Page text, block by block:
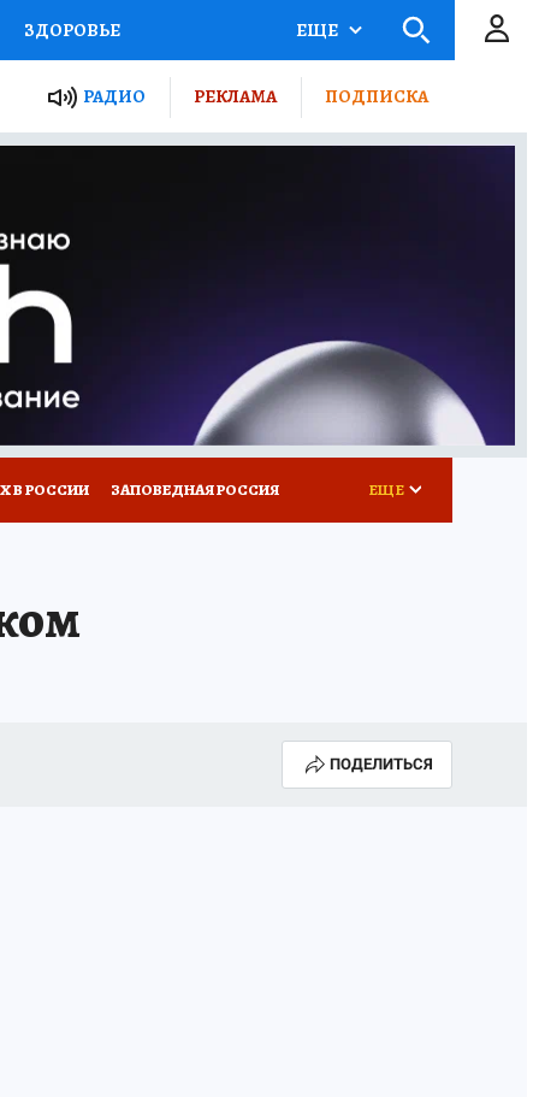
ЗДОРОВЬЕ
РОССИИ
ПУТЕВОДИТЕЛЬ
ПОТРЕБИТЕЛЯ
ЕЩЕ
РАДИО РЕКЛАМА ПОДПИСКА
В РОССИИ ЗАПОВЕДНАЯ РОССИЯ ЕЩЕ
ПОДЕЛИТЬСЯ